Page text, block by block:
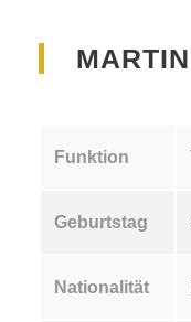
Funktion
Geburtstag
Nationalität